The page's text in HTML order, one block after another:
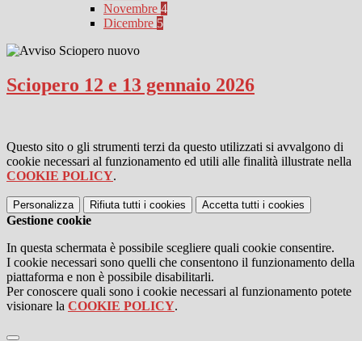
Novembre 4
Dicembre 5
Sciopero 12 e 13 gennaio 2026
Questo sito o gli strumenti terzi da questo utilizzati si avvalgono di
cookie necessari al funzionamento ed utili alle finalità illustrate nella
COOKIE POLICY.
Personalizza Rifiuta tutti i cookies Accetta tutti i cookies
Gestione cookie
In questa schermata è possibile scegliere quali cookie consentire.
I cookie necessari sono quelli che consentono il funzionamento della
piattaforma e non è possibile disabilitarli.
Per conoscere quali sono i cookie necessari al funzionamento potete
visionare la COOKIE POLICY.